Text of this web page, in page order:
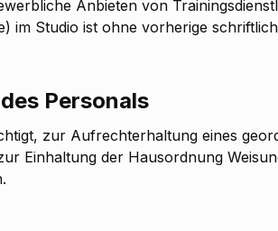
Anbieten von
im Studio ist ohne vorherige
Personals
zur Aufrechterhaltung eines
Einhaltung der Hausordnung